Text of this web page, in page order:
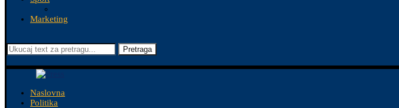
Marketing
Pretraga
Naslovna
Politika